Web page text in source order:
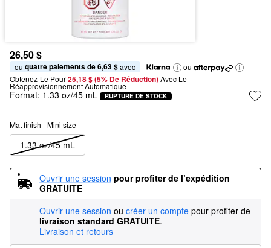
26,50 $
ou quatre paiements de 6,63 $ avec
ou
Obtenez-Le Pour25,18 $ (5% De Réduction) Avec Le
Réapprovisionnement Automatique
Format: 1.33 oz/45 mL RUPTURE DE STOCK
Mat finish - Mini size
1.33 oz/45 mL
Ouvrir une session pour profiter de l’expédition
GRATUITE
Ouvrir une session ou créer un compte pour profiter de
livraison standard GRATUITE.
Livraison et retours